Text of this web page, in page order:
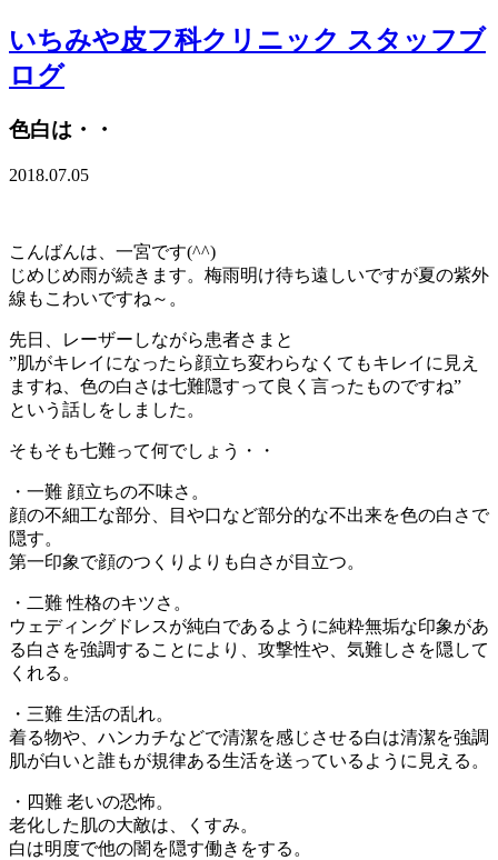
いちみや皮フ科クリニック スタッフブ
ログ
色白は・・
2018.07.05
こんばんは、一宮です(^^)
じめじめ雨が続きます。梅雨明け待ち遠しいですが夏の紫外
線もこわいですね～。
先日、レーザーしながら患者さまと
”肌がキレイになったら顔立ち変わらなくてもキレイに見え
ますね、色の白さは七難隠すって良く言ったものですね”
という話しをしました。
そもそも七難って何でしょう・・
・一難 顔立ちの不味さ。
顔の不細工な部分、目や口など部分的な不出来を色の白さで
隠す。
第一印象で顔のつくりよりも白さが目立つ。
・二難 性格のキツさ。
ウェディングドレスが純白であるように純粋無垢な印象があ
る白さを強調することにより、攻撃性や、気難しさを隠して
くれる。
・三難 生活の乱れ。
着る物や、ハンカチなどで清潔を感じさせる白は清潔を強調
肌が白いと誰もが規律ある生活を送っているように見える。
・四難 老いの恐怖。
老化した肌の大敵は、くすみ。
白は明度で他の闇を隠す働きをする。